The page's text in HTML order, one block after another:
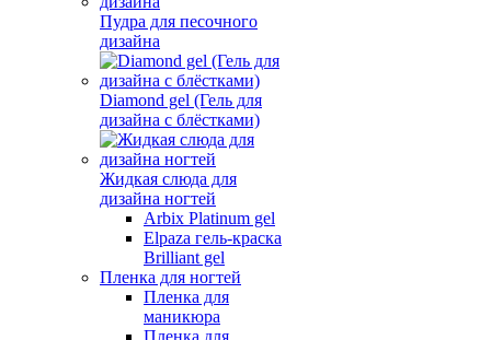
Пудра для песочного
дизайна
Diamond gel (Гель для
дизайна с блёстками)
Жидкая слюда для
дизайна ногтей
Arbix Platinum gel
Elpaza гель-краска
Brilliant gel
Пленка для ногтей
Пленка для
маникюра
Пленка для